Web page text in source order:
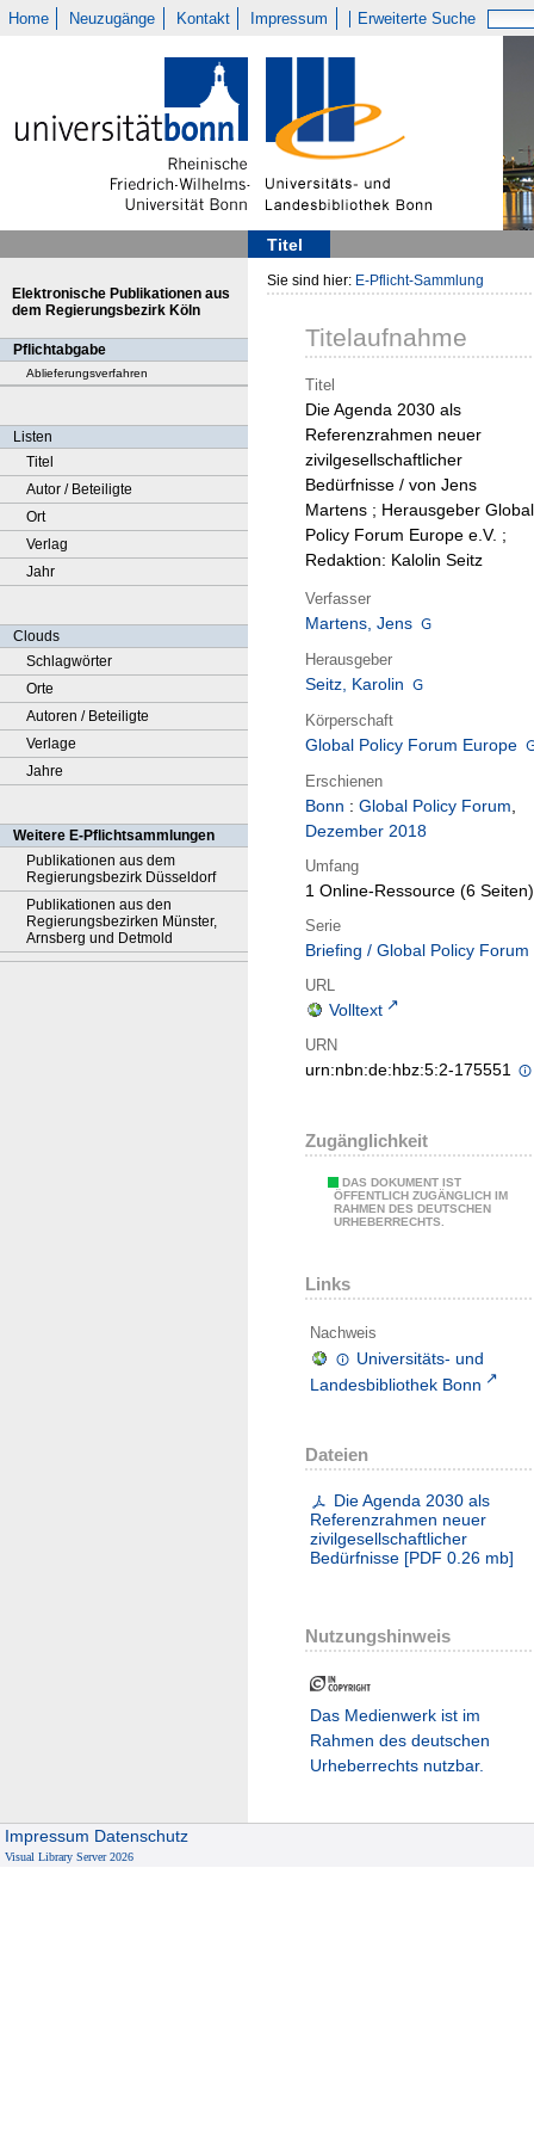
Home Neuzugänge Kontakt Impressum Erweiterte Suche
Titel
Elektronische Publikationen aus
dem Regierungsbezirk Köln
Pflichtabgabe
Ablieferungsverfahren
Listen
Titel
Autor / Beteiligte
Ort
Verlag
Jahr
Clouds
Schlagwörter
Orte
Autoren / Beteiligte
Verlage
Jahre
Weitere E-Pflichtsammlungen
Publikationen aus dem
Regierungsbezirk Düsseldorf
Publikationen aus den
Regierungsbezirken Münster,
Arnsberg und Detmold
Sie sind hier: E-Pflicht-Sammlung
Titelaufnahme
Titel
Die Agenda 2030 als
Referenzrahmen neuer
zivilgesellschaftlicher
Bedürfnisse / von Jens
Martens ; Herausgeber Global
Policy Forum Europe e.V. ;
Redaktion: Kalolin Seitz
Verfasser
Martens, Jens
Herausgeber
Seitz, Karolin
Körperschaft
Global Policy Forum Europe
Erschienen
Bonn : Global Policy Forum,
Dezember 2018
Umfang
1 Online-Ressource (6 Seiten)
Serie
Briefing / Global Policy Forum
URL
Volltext
URN
urn:nbn:de:hbz:5:2-175551
Zugänglichkeit
DAS DOKUMENT IST
ÖFFENTLICH ZUGÄNGLICH IM
RAHMEN DES DEUTSCHEN
URHEBERRECHTS.
Links
Nachweis
Universitäts- und
Landesbibliothek Bonn
Dateien
Die Agenda 2030 als
Referenzrahmen neuer
zivilgesellschaftlicher
Bedürfnisse [PDF 0.26 mb]
Nutzungshinweis
Das Medienwerk ist im
Rahmen des deutschen
Urheberrechts nutzbar.
Impressum Datenschutz
Visual Library Server 2026